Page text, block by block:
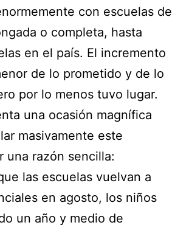
con escuelas de
o completa, hasta
en el país. El incremento
de lo prometido y de lo
por lo menos tuvo lugar.
una ocasión magnífica
masivamente este
una razón sencilla:
las escuelas vuelvan a
en agosto, los niños
un año y medio de